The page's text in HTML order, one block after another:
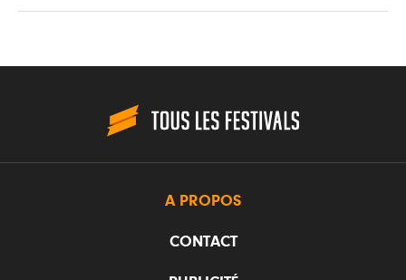
A PROPOS
CONTACT